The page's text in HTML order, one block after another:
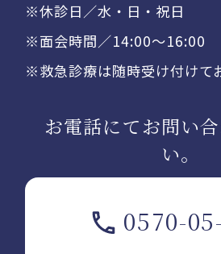
※休診日／水・日・祝日
※面会時間／14:00〜16:00
※救急診療は随時受け付けて
お電話にてお問い
い。
0570-